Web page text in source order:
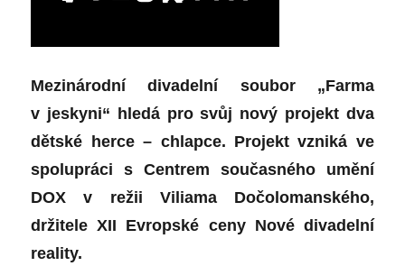
Mezinárodní divadelní soubor „Farma
v jeskyni“ hledá pro svůj nový projekt dva
dětské herce – chlapce. Projekt vzniká ve
spolupráci s Centrem současného umění
DOX v režii Viliama Dočolomanského,
držitele XII Evropské ceny Nové divadelní
reality.